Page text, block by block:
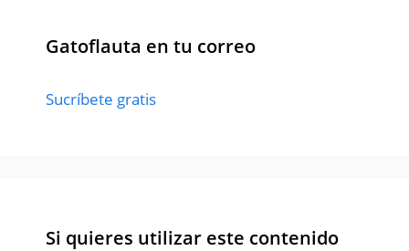
Gatoflauta en tu correo
Sucríbete gratis
Si quieres utilizar este contenido